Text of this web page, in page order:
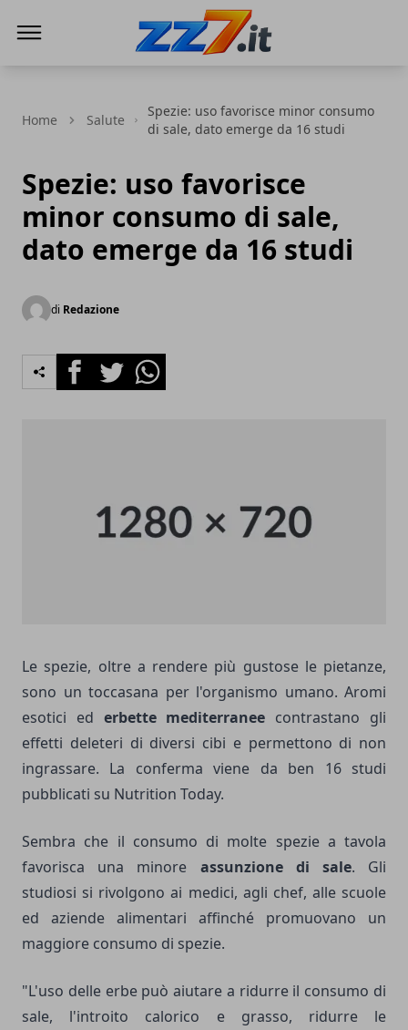
Home Salute
Spezie: uso favorisce minor consumo
di sale, dato emerge da 16 studi
Spezie: uso favorisce
minor consumo di sale,
dato emerge da 16 studi
di Redazione
FacebookTwitterWhatsapp
Le spezie, oltre a rendere più gustose le pietanze,
sono un toccasana per l'organismo umano. Aromi
esotici ed erbette mediterranee contrastano gli
effetti deleteri di diversi cibi e permettono di non
ingrassare. La conferma viene da ben 16 studi
pubblicati su Nutrition Today.
Sembra che il consumo di molte spezie a tavola
favorisca una minore assunzione di sale. Gli
studiosi si rivolgono ai medici, agli chef, alle scuole
ed aziende alimentari affinché promuovano un
maggiore consumo di spezie.
"L'uso delle erbe può aiutare a ridurre il consumo di
sale, l'introito calorico e grasso, ridurre le